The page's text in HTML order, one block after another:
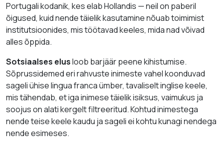
Portugali kodanik, kes elab Hollandis — neil on paberil
õigused, kuid nende täielik kasutamine nõuab toimimist
institutsioonides, mis töötavad keeles, mida nad võivad
alles õppida.
Sotsiaalses elusloob barjäär peene kihistumise.
Sõprussidemed eri rahvuste inimeste vahel koonduvad
sageli ühise lingua franca ümber, tavaliselt inglise keele,
mis tähendab, et iga inimese täielik isiksus, vaimukus ja
soojus on alati kergelt filtreeritud. Kohtud inimestega
nende teise keele kaudu ja sageli ei kohtu kunagi nendega
nende esimeses.